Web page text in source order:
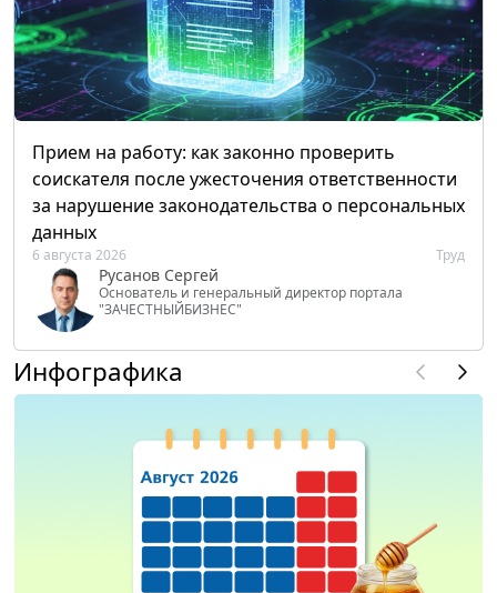
Прием на работу: как законно проверить
соискателя после ужесточения ответственности
за нарушение законодательства о персональных
данных
6 августа 2026 Труд
Русанов Сергей
Основатель и генеральный директор портала
"ЗАЧЕСТНЫЙБИЗНЕС"
Инфографика